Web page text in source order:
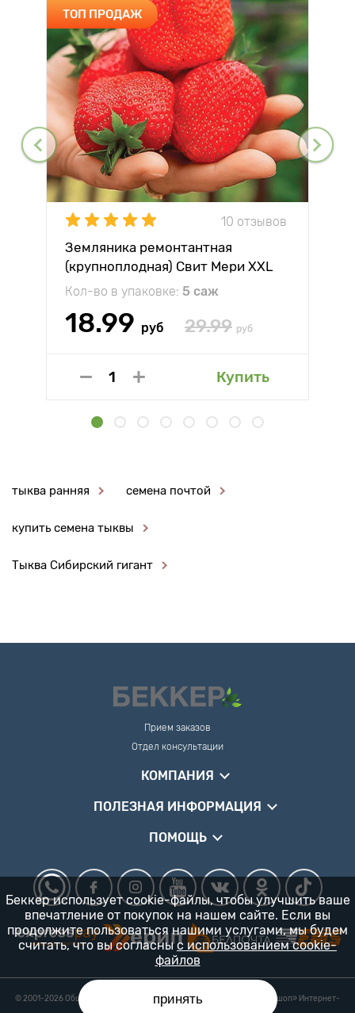
ТОП ПРОДАЖ
10 отзывов
Земляника ремонтантная
(крупноплодная) Свит Мери XXL
Кол-во в упаковке: 5 саж
18.99 руб 29.99 руб
Купить
тыква ранняя семена почтой
купить семена тыквы
Тыква Сибирский гигант
Прием заказов
Отдел консультации
КОМПАНИЯ
ПОЛЕЗНАЯ ИНФОРМАЦИЯ
ПОМОЩЬ
© 2001-2026 Общество с ограниченной ответственностью «Гарденшоп» Интернет-
магазин «БЕККЕР™» 24/7
Беккер использует cookie-файлы, чтобы улучшить ваше
впечатление от покупок на нашем сайте. Если вы
продолжите пользоваться нашими услугами, мы будем
считать, что вы согласны с использованием cookie-
файлов
принять